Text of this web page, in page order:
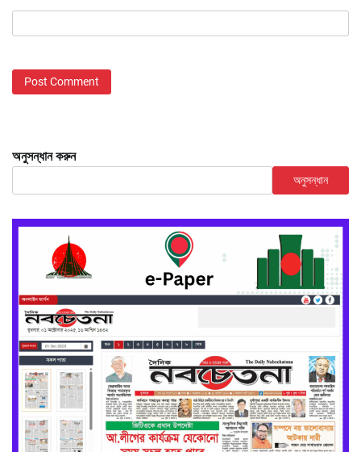
অনুসন্ধান করুন
অনুসন্ধান